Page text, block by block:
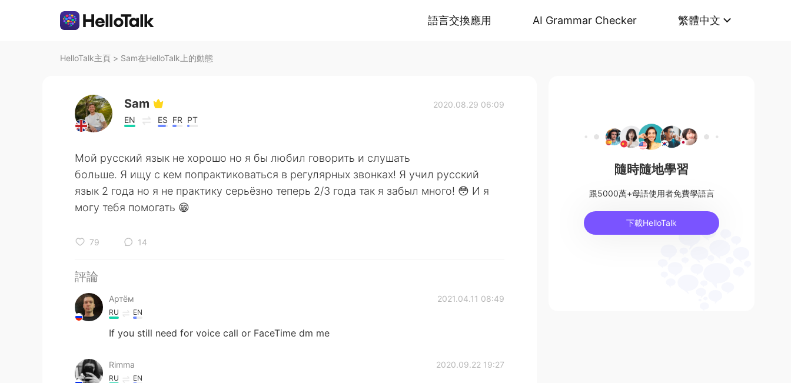
語言交換應用 AI Grammar Checker 繁體中文
HelloTalk主頁 > Sam在HelloTalk上的動態
Sam
EN ES FR PT
2020.08.29 06:09
Мой русский язык не хорошо но я бы любил говорить и слушать
больше. Я ищу с кем попрактиковаться в регулярных звонках! Я учил русский
язык 2 года но я не практику серьёзно теперь 2/3 года так я забыл много! 😳 И я
могу тебя помогать 😁
79 14
評論
Артём 2021.04.11 08:49
RU EN
If you still need for voice call or FaceTime dm me
Rimma 2020.09.22 19:27
RU EN
隨時隨地學習
跟5000萬+母語使用者免費學語言
下載HelloTalk